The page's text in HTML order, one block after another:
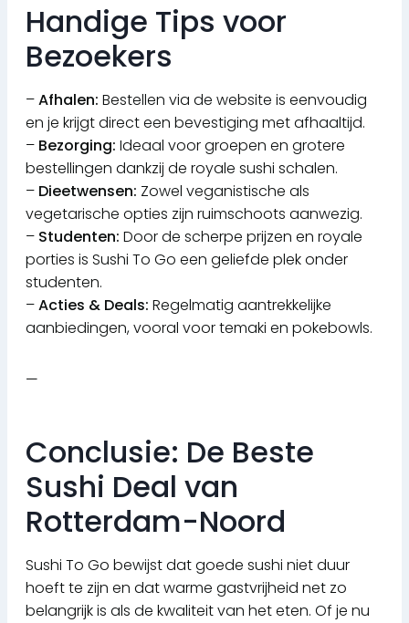
Handige Tips voor
Bezoekers
–Afhalen: Bestellen via de website is eenvoudig
en je krijgt direct een bevestiging met afhaaltijd.
– Bezorging: Ideaal voor groepen en grotere
bestellingen dankzij de royale sushi schalen.
– Dieetwensen: Zowel veganistische als
vegetarische opties zijn ruimschoots aanwezig.
– Studenten: Door de scherpe prijzen en royale
porties is Sushi To Go een geliefde plek onder
studenten.
–Acties & Deals: Regelmatig aantrekkelijke
aanbiedingen, vooral voor temaki en pokebowls.
—
Conclusie: De Beste
Sushi Deal van
Rotterdam-Noord
Sushi To Go bewijst dat goede sushi niet duur
hoeft te zijn en dat warme gastvrijheid net zo
belangrijk is als de kwaliteit van het eten. Of je nu